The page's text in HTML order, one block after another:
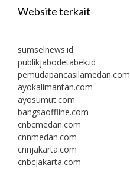
Website terkait
sumselnews.id
publikjabodetabek.id
pemudapancasilamedan.com
ayokalimantan.com
ayosumut.com
bangsaoffline.com
cnbcmedan.com
cnnmedan.com
cnnjakarta.com
cnbcjakarta.com